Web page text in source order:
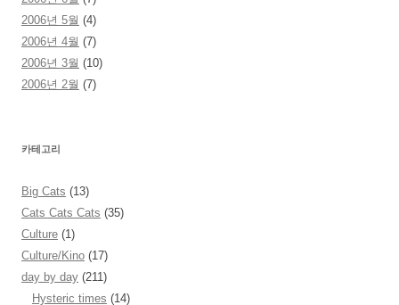
2006년 5월 (4)
2006년 4월 (7)
2006년 3월 (10)
2006년 2월 (7)
카테고리
Big Cats (13)
Cats Cats Cats (35)
Culture (1)
Culture/Kino (17)
day by day (211)
Hysteric times (14)